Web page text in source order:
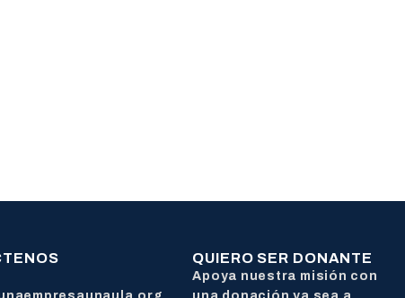
QUIERO SER DONANTE
Apoya nuestra misión con